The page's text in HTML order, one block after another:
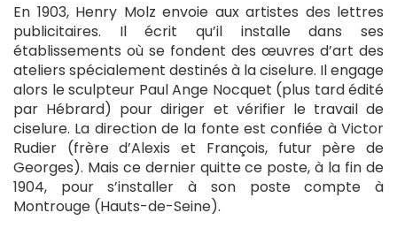
En 1903, Henry Molz envoie aux artistes des lettres
publicitaires. Il écrit qu’il installe dans ses
établissements où se fondent des œuvres d’art des
ateliers spécialement destinés à la ciselure. Il engage
alors le sculpteur Paul Ange Nocquet (plus tard édité
par Hébrard) pour diriger et vérifier le travail de
ciselure. La direction de la fonte est confiée à Victor
Rudier (frère d’Alexis et François, futur père de
Georges). Mais ce dernier quitte ce poste, à la fin de
1904, pour s’installer à son poste compte à
Montrouge (Hauts-de-Seine).